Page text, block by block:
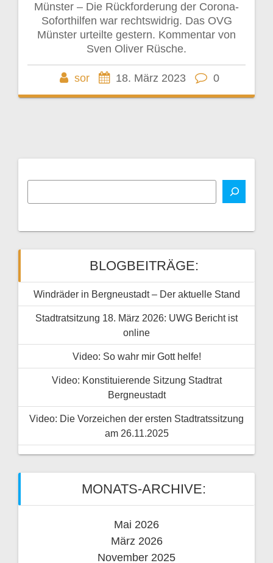
Münster – Die Rückforderung der Corona-
Soforthilfen war rechtswidrig. Das OVG
Münster urteilte gestern. Kommentar von
Sven Oliver Rüsche.
sor 18. März 2023 0
BLOGBEITRÄGE:
Windräder in Bergneustadt – Der aktuelle Stand
Stadtratsitzung 18. März 2026: UWG Bericht ist
online
Video: So wahr mir Gott helfe!
Video: Konstituierende Sitzung Stadtrat
Bergneustadt
Video: Die Vorzeichen der ersten Stadtratssitzung
am 26.11.2025
MONATS-ARCHIVE:
Mai 2026
März 2026
November 2025